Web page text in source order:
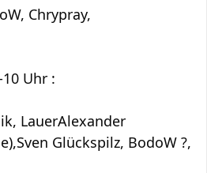
Chrypray,
Uhr :
LauerAlexander
Glückspilz, BodoW ?,